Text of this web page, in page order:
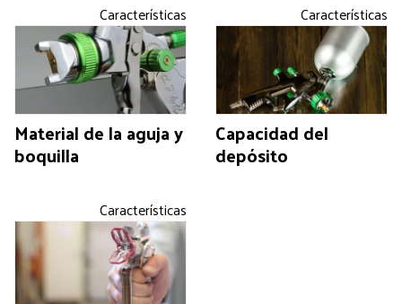
Características
Material de la aguja y
boquilla
Características
Capacidad del
depósito
Características